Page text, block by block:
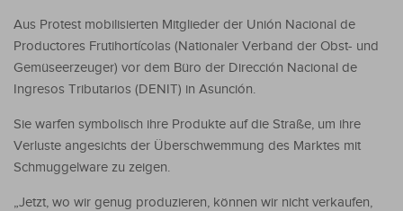
Aus Protest mobilisierten Mitglieder der Unión Nacional de
Productores Frutihortícolas (Nationaler Verband der Obst- und
Gemüseerzeuger) vor dem Büro der Dirección Nacional de
Ingresos Tributarios (DENIT) in Asunción.
Sie warfen symbolisch ihre Produkte auf die Straße, um ihre
Verluste angesichts der Überschwemmung des Marktes mit
Schmuggelware zu zeigen.
„Jetzt, wo wir genug produzieren, können wir nicht verkaufen,